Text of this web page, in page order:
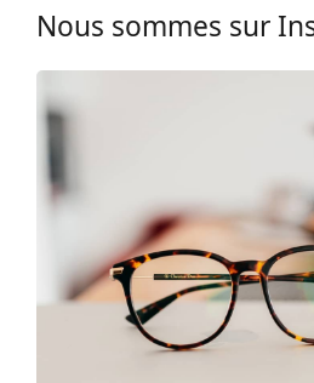
Largeur des verres:
Largeur du pont:
Plaquettes de nez ajustables:
Accessoires
Étui:
Tissu de nettoyage:
Nous sommes sur